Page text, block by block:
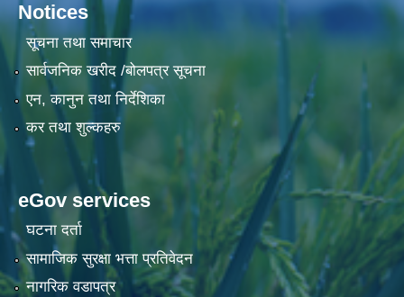
Notices
सूचना तथा समाचार
सार्वजनिक खरीद /बोलपत्र सूचना
एन, कानुन तथा निर्देशिका
कर तथा शुल्कहरु
eGov services
घटना दर्ता
सामाजिक सुरक्षा भत्ता प्रतिवेदन
नागरिक वडापत्र